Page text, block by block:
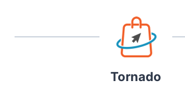
Tornado